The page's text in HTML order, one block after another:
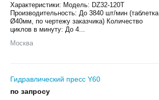
Характеристики: Модель: DZ32-120T
Производительность: До 3840 шт/мин (таблетка
Ø40мм, по чертежу заказчика) Количество
циклов в минуту: До 4...
Москва
Гидравлический пресс Y60
по запросу